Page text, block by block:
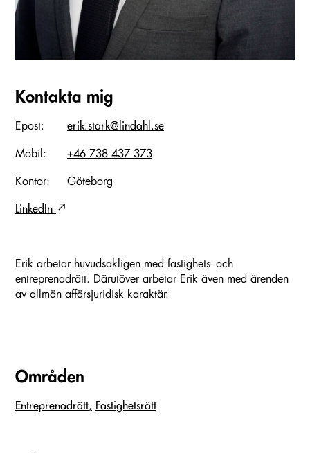
Kontakta mig
Epost: erik.stark@lindahl.se
Mobil: +46 738 437 373
Kontor: Göteborg
LinkedIn
Erik arbetar huvudsakligen med fastighets- och
entreprenadrätt. Därutöver arbetar Erik även med ärenden
av allmän affärsjuridisk karaktär.
Områden
Entreprenadrätt Fastighetsrätt